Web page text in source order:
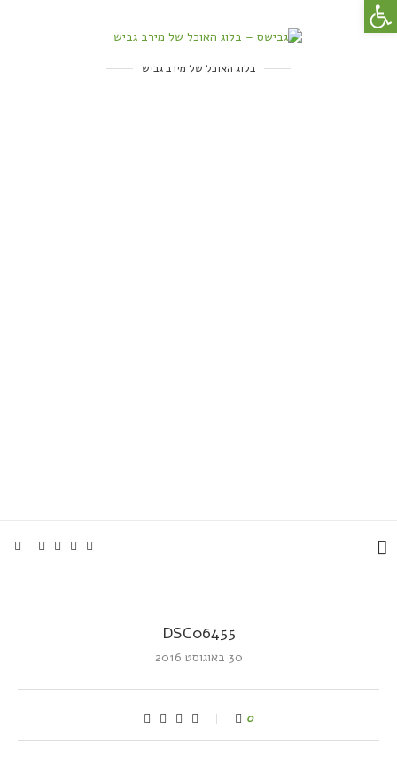
בלוג האוכל של מירב גביש
DSC06455
30 באוגוסט 2016
0